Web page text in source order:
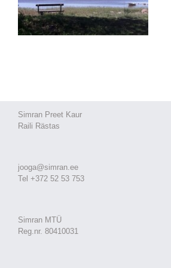
Simran Preet Kaur
Raili Rästas
jooga@simran.ee
Tel +372 52 53 753
Simran MTÜ
Reg.nr. 80410031